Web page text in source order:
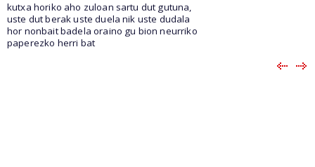
kutxa horiko aho zuloan sartu dut gutuna,
uste dut berak uste duela nik uste dudala
hor nonbait badela oraino gu bion neurriko
paperezko herri bat